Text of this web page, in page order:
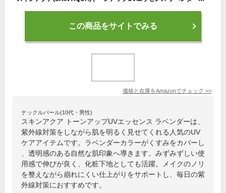
この商品をサイトでみる
価格と在庫をAmazonでチェック >>
ナックルバール(10代・男性)
スキンアクア トーンアップUVエッセンス ラベンダーは、
紫外線対策をしながら肌を明るく見せてくれる人気のUV
ケアアイテムです。ラベンダーカラーがくすみをカバーし
、透明感のある自然な肌印象へ導きます。みずみずしい使
用感で伸びが良く、化粧下地としても活躍。メイクのノリ
を整えながら崩れにくい仕上がりをサポートし、毎日の紫
外線対策におすすめです。